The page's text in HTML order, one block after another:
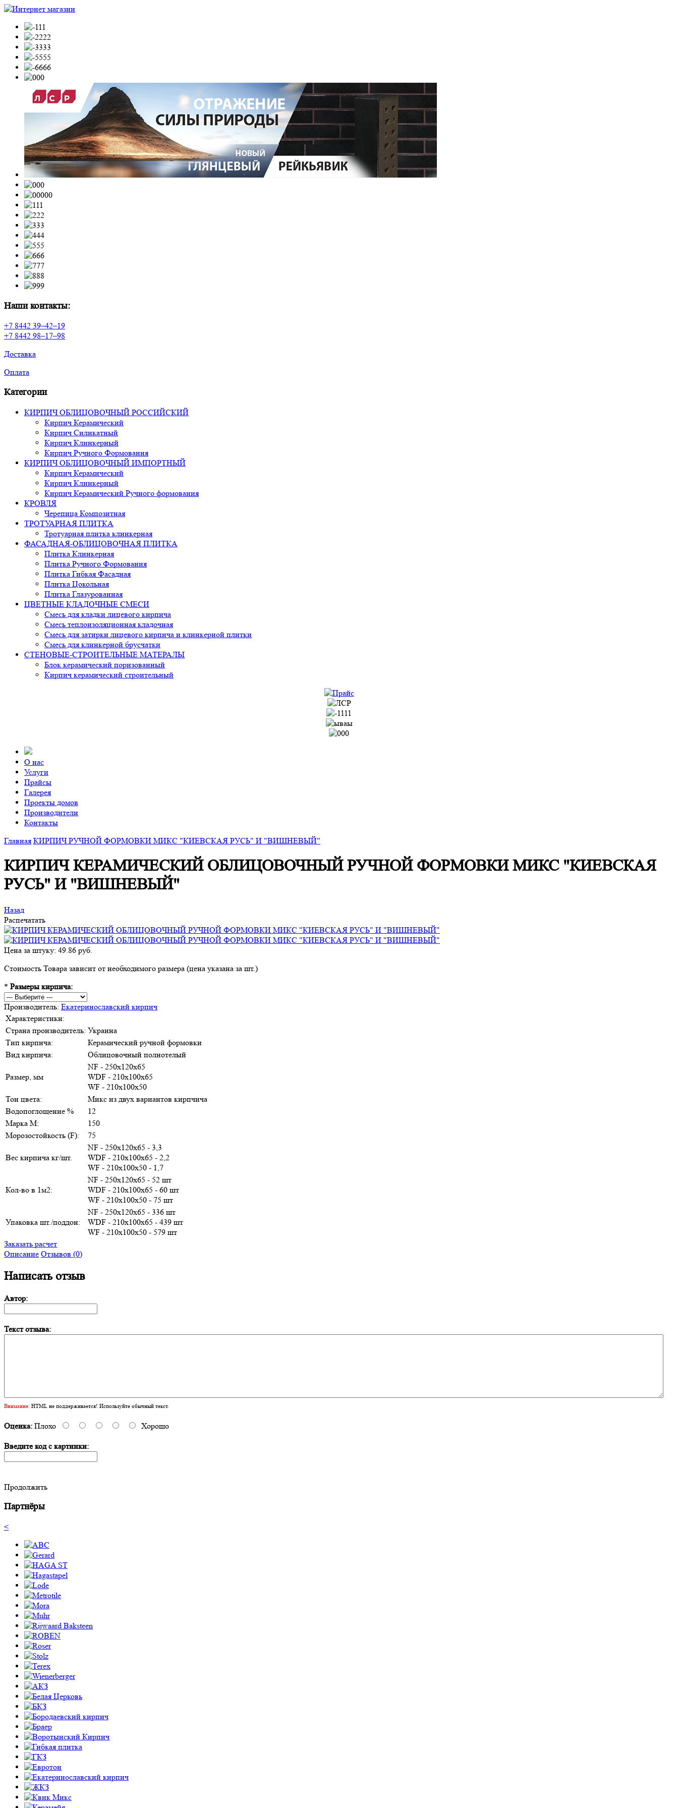
Наши контакты:
+7 8442 39–42–19
+7 8442 98–17–98
Доставка
Оплата
Категории
КИРПИЧ ОБЛИЦОВОЧНЫЙ РОССИЙСКИЙ
Кирпич Керамический
Кирпич Силикатный
Кирпич Клинкерный
Кирпич Ручного Формования
КИРПИЧ ОБЛИЦОВОЧНЫЙ ИМПОРТНЫЙ
Кирпич Керамический
Кирпич Клинкерный
Кирпич Керамический Ручного формования
КРОВЛЯ
Черепица Композитная
ТРОТУАРНАЯ ПЛИТКА
Тротуарная плитка клинкерная
ФАСАДНАЯ-ОБЛИЦОВОЧНАЯ ПЛИТКА
Плитка Клинкерная
Плитка Ручного Формования
Плитка Гибкая Фасадная
Плитка Цокольная
Плитка Глазурованная
ЦВЕТНЫЕ КЛАДОЧНЫЕ СМЕСИ
Смесь для кладки лицевого кирпича
Смесь теплоизоляционная кладочная
Смесь для затирки лицевого кирпича и клинкерной плитки
Смесь для клинкерной брусчатки
СТЕНОВЫЕ-СТРОИТЕЛЬНЫЕ МАТЕРАЛЫ
Блок керамический поризованный
Кирпич керамический строительный
О нас
Услуги
Прайсы
Галерея
Проекты домов
Производители
Контакты
Главная КИРПИЧ РУЧНОЙ ФОРМОВКИ МИКС "КИЕВСКАЯ РУСЬ" И "ВИШНЕВЫЙ"
КИРПИЧ КЕРАМИЧЕСКИЙ ОБЛИЦОВОЧНЫЙ РУЧНОЙ ФОРМОВКИ МИКС "КИЕВСКАЯ
РУСЬ" И "ВИШНЕВЫЙ"
Назад
Распечатать
Цена за штуку: 49.86 руб.
Стоимость Товара зависит от необходимого размера (цена указана за шт.)
* Размеры кирпича:
Производитель: Екатеринославский кирпич
Характеристики:
Страна производитель: Украина
Тип кирпича:
Керамический ручной формовки
Вид кирпича:
Облицовочный полнотелый
Размер, мм
NF - 250х120х65
WDF - 210х100х65
WF - 210х100х50
Тон цвета:
Микс из двух вариантов кирпчича
Водопоглощение %
12
Марка М:
150
Морозостойкость (F):
75
Вес кирпича кг/шт.
NF - 250х120х65 - 3,3
WDF - 210х100х65 - 2,2
WF - 210х100х50 - 1,7
Кол-во в 1м2:
NF - 250х120х65 - 52 шт
WDF - 210х100х65 - 60 шт
WF - 210х100х50 - 75 шт
Упаковка шт./поддон:
NF - 250х120х65 - 336 шт
WDF - 210х100х65 - 439 шт
WF - 210х100х50 - 579 шт
Заказать расчет
Описание Отзывов (0)
Написать отзыв
Автор:
Текст отзыва:
Внимание: HTML не поддерживается! Используйте обычный текст.
Оценка: Плохо Хорошо
Введите код с картинки:
Продолжить
Партнёры
<